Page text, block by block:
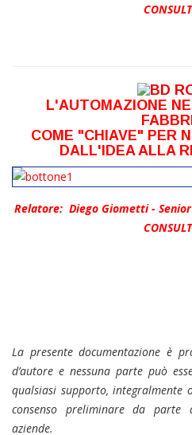
L'AUTOMAZIONE
COME "CHIAVE" PER
DALL'IDEA ALLA
Relatore: Diego Giometti -
La presente documentazione è
d’autore e nessuna parte può
qualsiasi supporto, integralmente
consenso preliminare da
aziende.